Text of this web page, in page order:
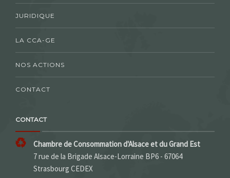
JURIDIQUE
LA CCA-GE
NOS ACTIONS
CONTACT
CONTACT
Chambre de Consommation d'Alsace et du Grand Est
7 rue de la Brigade Alsace-Lorraine BP6 - 67064
Strasbourg CEDEX